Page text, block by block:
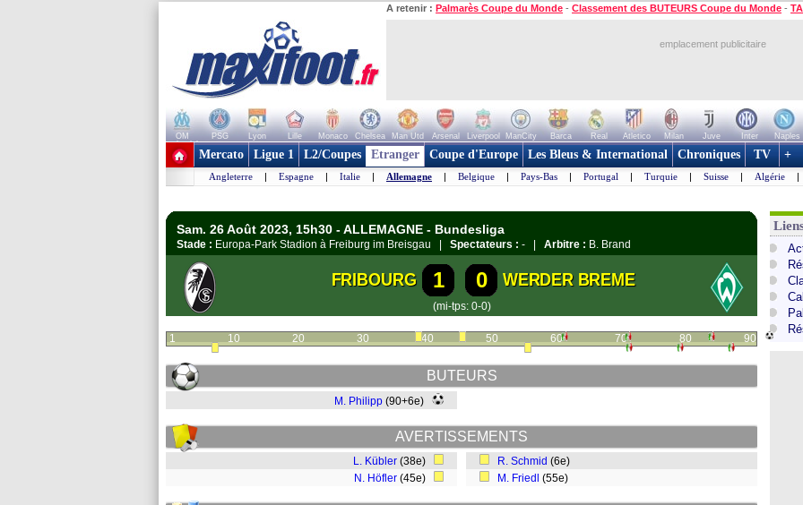
A retenir : Palmarès Coupe du Monde - Classement des BUTEURS Coupe du Monde -
emplacement publicitaire
OM PSG Lyon Lille Monaco Chelsea Man Utd Arsenal Liverpool ManCity Barca Real Atletico Milan Juve Inter Naples
+ de clubs
Mercato Ligue 1 L2/Coupes Etranger Coupe d'Europe Les Bleus & International Chroniques TV +
Angleterre | Espagne | Italie | Allemagne | Belgique | Pays-Bas | Portugal | Turquie | Suisse | Algérie |
Sam. 26 Août 2023, 15h30 - ALLEMAGNE - Bundesliga
Stade : Europa-Park Stadion à Freiburg im Breisgau | Spectateurs : - | Arbitre : B. Brand
FRIBOURG 1 0 WERDER BREME
(mi-tps: 0-0)
1 10 20 30 40 50 60 70 80 90
BUTEURS
M. Philipp (90+6e)
AVERTISSEMENTS
L. Kübler (38e)
N. Höfler (45e)
R. Schmid (6e)
M. Friedl (55e)